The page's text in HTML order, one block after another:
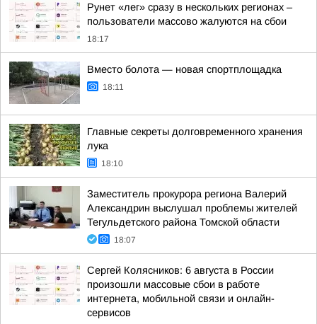
Рунет «лег» сразу в нескольких регионах –
пользователи массово жалуются на сбои
18:17
Вместо болота — новая спортплощадка
18:11
Главные секреты долговременного хранения
лука
18:10
Заместитель прокурора региона Валерий
Александрин выслушал проблемы жителей
Тегульдетского района Томской области
18:07
Сергей Колясников: 6 августа в России
произошли массовые сбои в работе
интернета, мобильной связи и онлайн-
сервисов